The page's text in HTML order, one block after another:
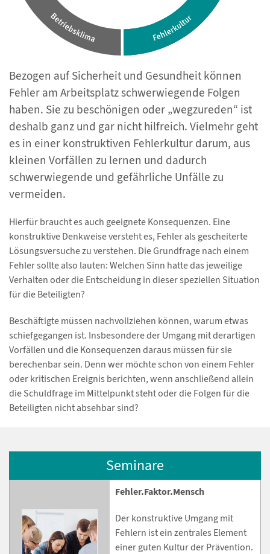
Bezogen auf Sicherheit und Gesundheit können
Fehler am Arbeitsplatz schwerwiegende Folgen
haben. Sie zu beschönigen oder „wegzureden“ ist
deshalb ganz und gar nicht hilfreich. Vielmehr geht
es in einer konstruktiven Fehlerkultur darum, aus
kleinen Vorfällen zu lernen und dadurch
schwerwiegende und gefährliche Unfälle zu
vermeiden.
Hierfür braucht es auch geeignete Konsequenzen. Eine
konstruktive Denkweise versteht es, Fehler als gescheiterte
Lösungsversuche zu verstehen. Die Grundfrage nach einem
Fehler sollte also lauten: Welchen Sinn hatte das jeweilige
Verhalten oder die Entscheidung in dieser speziellen Situation
für die Beteiligten?
Beschäftigte müssen nachvollziehen können, warum etwas
schiefgegangen ist. Insbesondere der Umgang mit derartigen
Vorfällen und die Konsequenzen daraus müssen für sie
berechenbar sein. Denn wer möchte schon von einem Fehler
oder kritischen Ereignis berichten, wenn anschließend allein
die Schuldfrage im Mittelpunkt steht oder die Folgen für die
Beteiligten nicht absehbar sind?
Seminare
Fehler.Faktor.Mensch
Der konstruktive Umgang mit
Fehlern ist ein zentrales Element
einer guten Kultur der Prävention.